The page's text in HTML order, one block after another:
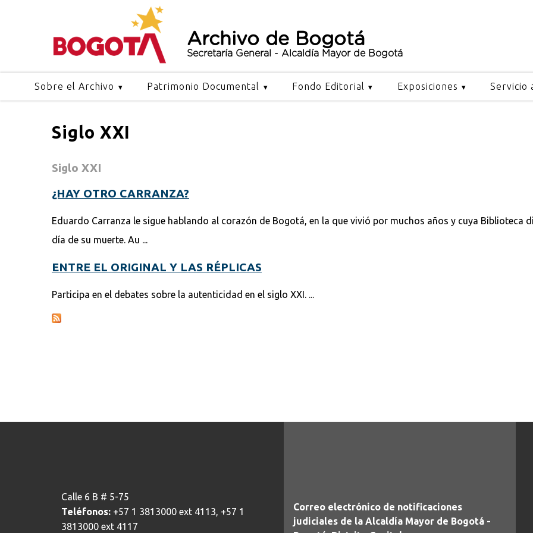
Archivo de Bogotá
Secretaría General - Alcaldía Mayor de Bogotá
Sobre el Archivo Patrimonio Documental Fondo Editorial Exposiciones Servicio
Siglo XXI
Siglo XXI
¿HAY OTRO CARRANZA?
Eduardo Carranza le sigue hablando al corazón de Bogotá, en la que vivió por muchos años y cuya Biblioteca
día de su muerte. Au ...
ENTRE EL ORIGINAL Y LAS RÉPLICAS
Participa en el debates sobre la autenticidad en el siglo XXI. ...
Calle 6 B # 5-75
Teléfonos: +57 1 3813000 ext 4113, +57 1
3813000 ext 4117
Correo electrónico de notificaciones
judiciales de la Alcaldía Mayor de Bogotá -